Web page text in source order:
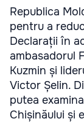
Republica
pentru a
Declarații în
ambasadorul
Kuzmin și
Victor Șelin.
putea
Chișinăului și